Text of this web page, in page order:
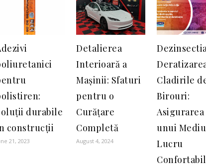
durabile
construcții
21, 2023
Detalierea
Interioară a
Mașinii: Sfaturi
pentru o
Curățare
Completă
August 4, 2024
Cladirile
Birouri:
Asigurarea
unui
Lucru
Confortabil